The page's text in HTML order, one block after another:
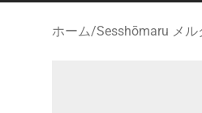
ホーム/Sesshōmaru メル